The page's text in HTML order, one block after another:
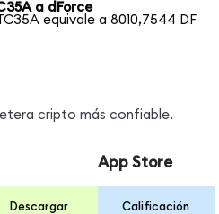
a dForce
equivale a 8010,7544 DF
cripto más confiable.
Descargar
App Store
Calificación